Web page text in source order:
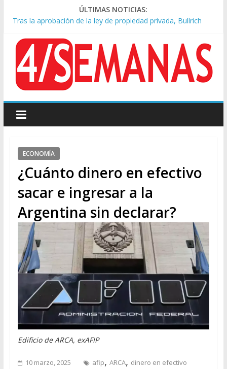
ÚLTIMAS NOTICIAS:
Tras la aprobación de la ley de propiedad privada, Bullrich
Causa AFA: el juez Amarante calificó de “ficción judicial” el
traslado del expediente a Campana
A pocas cuadras de La Bombonera chocaron un tren y un
colectivo: siete heridos
Día de San Cayetano: masiva marcha a Plaza de Mayo de
y conductor de TV
ECONOMÍA
¿Cuánto dinero en efectivo
sacar e ingresar a la
Argentina sin declarar?
Edificio de ARCA, exAFIP
10 marzo, 2025 afip, ARCA, dinero en efectivo